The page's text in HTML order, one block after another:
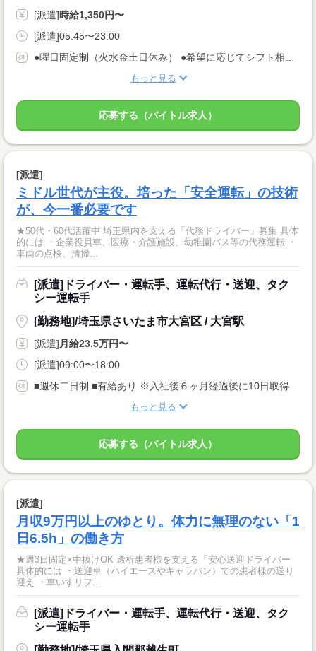
[派遣]時給1,350円〜
[派遣]05:45〜23:00
もっと見る
応募する（バイトル求人）
[派遣]
ミドル世代が主役。培った「安全運転」の技術
が、今一番必要です
★50代・60代活躍中 埼玉県内を支える「代務ドライバー」募集 具体
的には ・企業役員車、医療・介護施設、幼稚園バス等の代務運転 ・
車両の点検、清掃...
[派遣]ドライバー・運転手、運転代行・送迎、タク
シー運転手
[勤務地]/埼玉県さいたま市大宮区 / 大宮駅
[派遣] 月給23.5万円〜
[派遣]09:00〜18:00
■週休二日制 ■有給あり ※入社後６ヶ月経過後に10日取得
もっと見る
応募する（バイトル求人）
[派遣]
月収9万円以上のゆとり。体力に無理のない「1
日6.5h」の働き方
★週3日固定×中抜けOK 透析患者様を支える「安心送迎ドライバー
具体的には ・送迎車（ハイエースやキャラバン）での患者様の送り
迎え ・車いすリフ...
[派遣]ドライバー・運転手、運転代行・送迎、タク
シー運転手